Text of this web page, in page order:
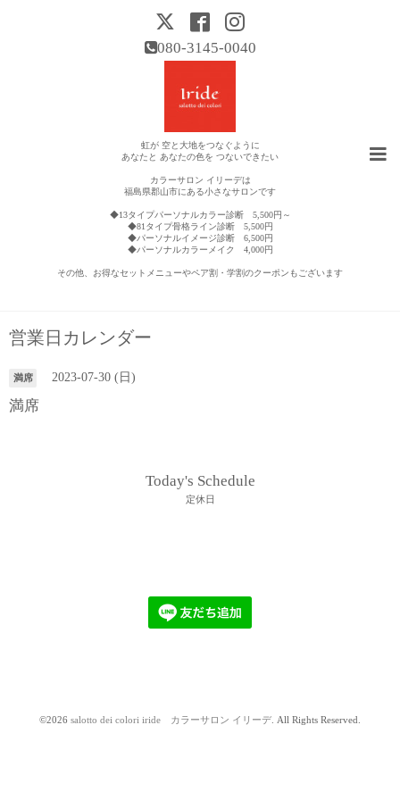
080-3145-0040
虹が 空と大地をつなぐように
あなたと あなたの色を つないできたい
カラーサロン イリーデは
福島県郡山市にある小さなサロンです
◆13タイプパーソナルカラー診断 5,500円～
◆81タイプ骨格ライン診断 5,500円
◆パーソナルイメージ診断 6,500円
◆パーソナルカラーメイク 4,000円
その他、お得なセットメニューやペア割・学割のクーポンもございます
営業日カレンダー
満席 2023-07-30 (日)
満席
Today's Schedule
定休日
©2026 salotto dei colori iride カラーサロン イリーデ. All Rights Reserved.